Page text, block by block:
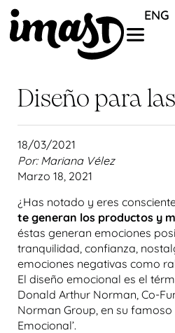
ENG
Diseño para
18/03/2021
Por: Mariana Vélez
Marzo 18, 2021
¿Has notado y eres
te generan los productos y
éstas generan emociones
tranquilidad, confianza,
emociones negativas como
El diseño emocional es el
Donald Arthur Norman, Co-
Norman Group, en su famoso
Emocional’.